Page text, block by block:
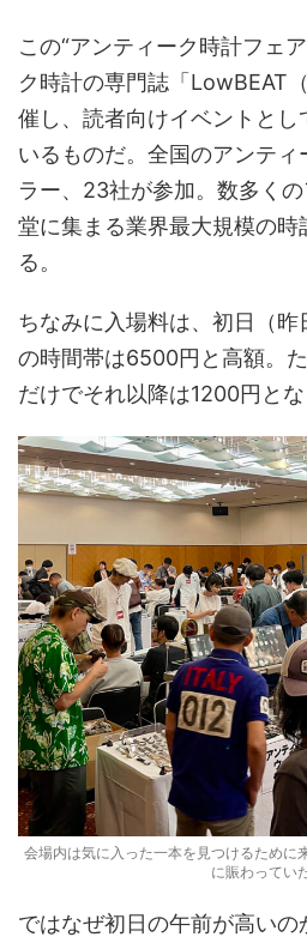
この“アンティーク時計フェ
ク時計の専門誌「LowBEAT
催し、読者向けイベントとし
いるものだ。全国のアンテ
ラー、23社が参加。数多く
堂に集まる業界最大規模の時
る。
ちなみに入場料は、初日（
の時間帯は6500円と高額。
だけでそれ以降は1200円とな
会場内は気に入った一本を見つけるために
に賑わってい
ではなぜ初日の午前が高い